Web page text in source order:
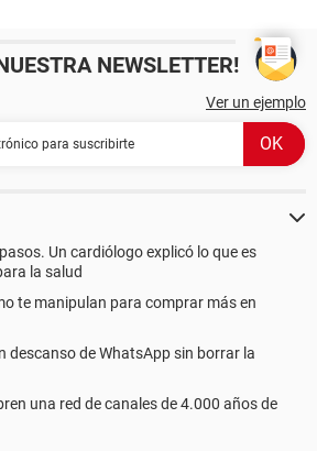
NEWSLETTER!
Ver un ejemplo
Un cardiólogo explicó lo que es
la salud
te manipulan para comprar más en
descanso de WhatsApp sin borrar la
una red de canales de 4.000 años de